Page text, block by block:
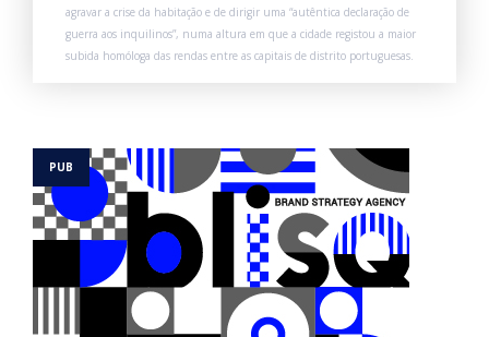
agravar a crise da habitação e de dirigir uma “autêntica declaração de
guerra aos inquilinos”, numa altura em que a cidade registou a maior
subida homóloga das rendas entre as capitais de distrito portuguesas.